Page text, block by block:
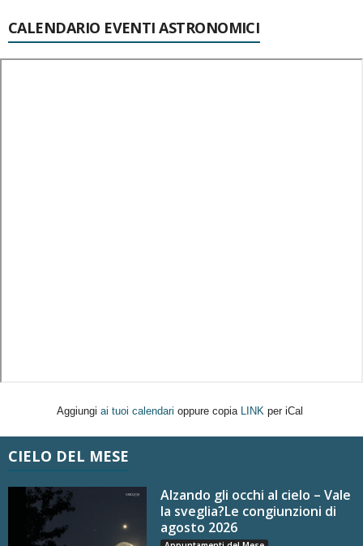
CALENDARIO EVENTI ASTRONOMICI
Aggiungi ai tuoi calendari oppure copia LINK per iCal
CIELO DEL MESE
Alzando gli occhi al cielo – Vale
la sveglia?Le congiunzioni di
agosto 2026